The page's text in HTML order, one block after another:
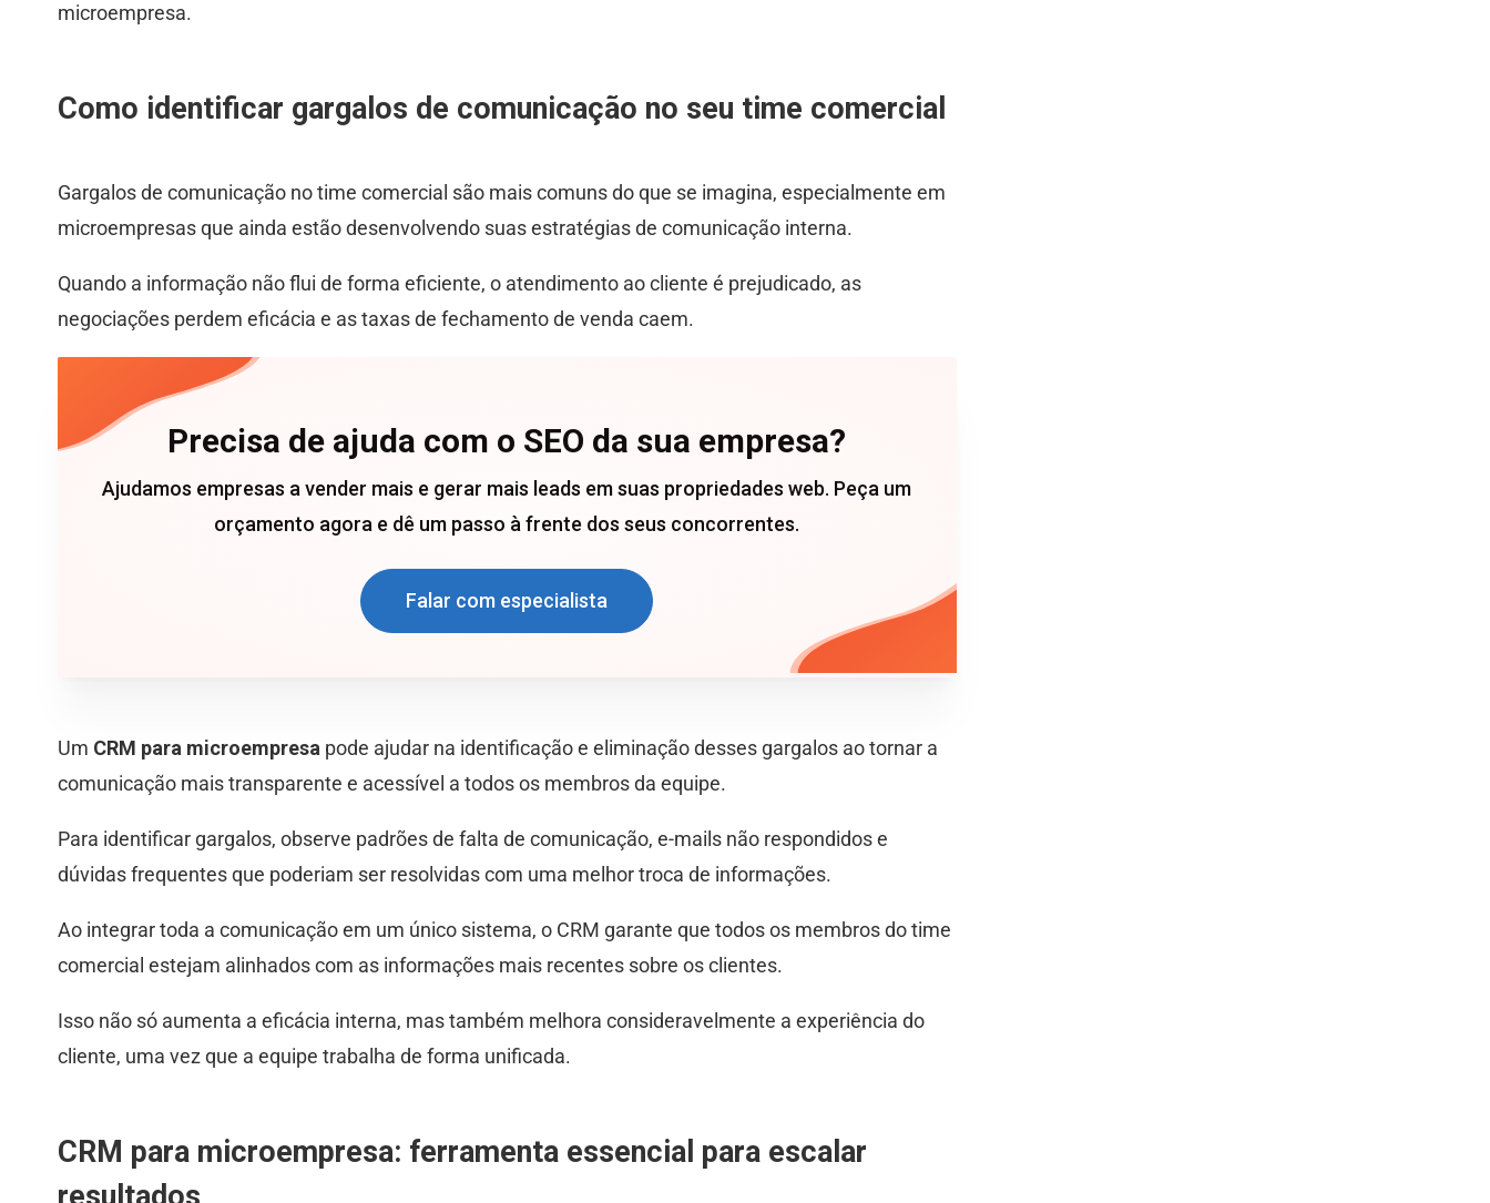
microempresa.
Como identificar gargalos de comunicação no seu time comercial
Gargalos de comunicação no time comercial são mais comuns do que se imagina, especialmente em
microempresas que ainda estão desenvolvendo suas estratégias de comunicação interna.
Quando a informação não flui de forma eficiente, o atendimento ao cliente é prejudicado, as
negociações perdem eficácia e as taxas de fechamento de venda caem.
Precisa de ajuda com o SEO da sua empresa?
Ajudamos empresas a vender mais e gerar mais leads em suas propriedades web. Peça um
orçamento agora e dê um passo à frente dos seus concorrentes.
Falar com especialista
Um CRM para microempresa pode ajudar na identificação e eliminação desses gargalos ao tornar a
comunicação mais transparente e acessível a todos os membros da equipe.
Para identificar gargalos, observe padrões de falta de comunicação, e-mails não respondidos e
dúvidas frequentes que poderiam ser resolvidas com uma melhor troca de informações.
Ao integrar toda a comunicação em um único sistema, o CRM garante que todos os membros do time
comercial estejam alinhados com as informações mais recentes sobre os clientes.
Isso não só aumenta a eficácia interna, mas também melhora consideravelmente a experiência do
cliente, uma vez que a equipe trabalha de forma unificada.
CRM para microempresa: ferramenta essencial para escalar